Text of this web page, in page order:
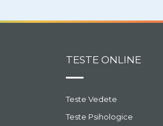
TESTE ONLINE
Teste Vedete
Teste Psihologice